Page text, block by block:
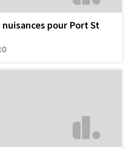
pour Port St
0